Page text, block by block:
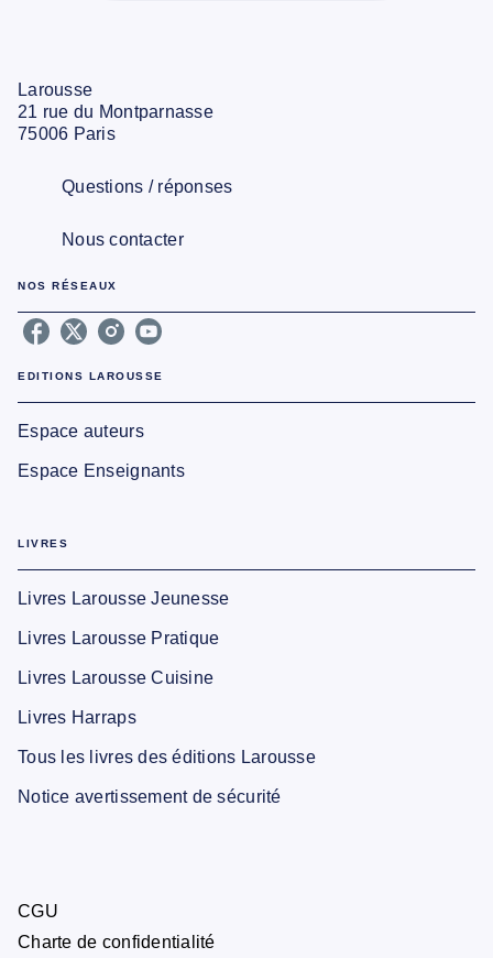
Larousse
21 rue du Montparnasse
75006 Paris
Questions / réponses
Nous contacter
NOS RÉSEAUX
EDITIONS LAROUSSE
Espace auteurs
Espace Enseignants
LIVRES
Livres Larousse Jeunesse
Livres Larousse Pratique
Livres Larousse Cuisine
Livres Harraps
Tous les livres des éditions Larousse
Notice avertissement de sécurité
CGU
Charte de confidentialité